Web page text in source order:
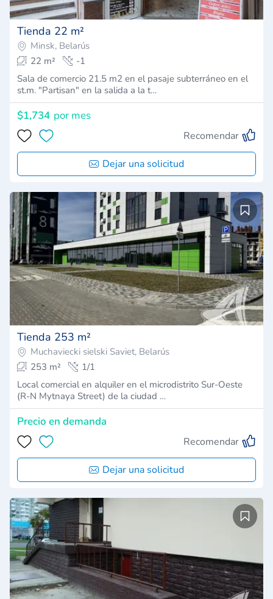
Tienda 22 m²
Minsk, Belarús
22 m²
-1
Sala de comercio 21.5 m2 en el pasaje subterráneo en el
st.m. "Partisan" en la salida a la t…
$1,734 por mes
Recomendar
Dejar una solicitud
Tienda 253 m²
Muchaviecki sielski Saviet, Belarús
253 m²
1/1
Local comercial en alquiler en el microdistrito Sur-Oeste
(R-N Mytnaya Street) de la ciudad …
Precio en demanda
Recomendar
Dejar una solicitud